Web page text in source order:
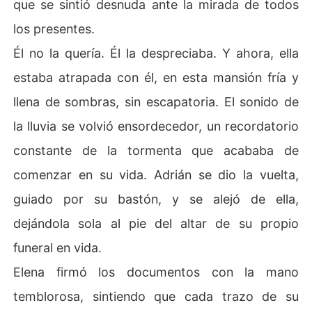
que se sintió desnuda ante la mirada de todos
los presentes.
Él no la quería. Él la despreciaba. Y ahora, ella
estaba atrapada con él, en esta mansión fría y
llena de sombras, sin escapatoria. El sonido de
la lluvia se volvió ensordecedor, un recordatorio
constante de la tormenta que acababa de
comenzar en su vida. Adrián se dio la vuelta,
guiado por su bastón, y se alejó de ella,
dejándola sola al pie del altar de su propio
funeral en vida.
Elena firmó los documentos con la mano
temblorosa, sintiendo que cada trazo de su